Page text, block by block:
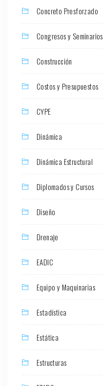
Concreto Presforzado
Congresos y Seminarios
Construcción
Costos y Presupuestos
CYPE
Dinámica
Dinámica Estructural
Diplomados y Cursos
Diseño
Drenaje
EADIC
Equipo y Maquinarias
Estadística
Estática
Estructuras